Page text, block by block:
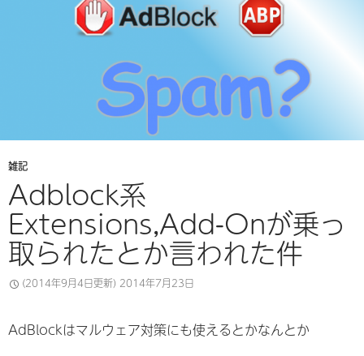
雑記
Adblock系
Extensions,Add-Onが乗っ
取られたとか言われた件
(2014年9月4日更新) 2014年7月23日
AdBlockはマルウェア対策にも使えるとかなんとか